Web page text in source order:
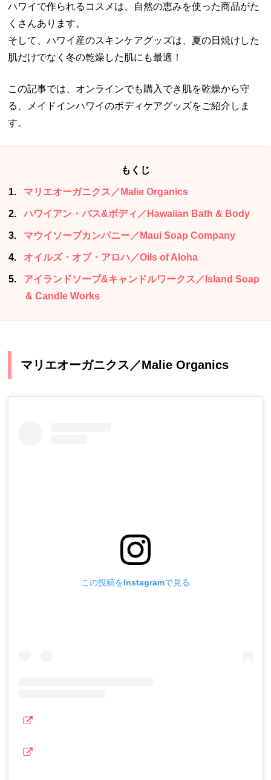
ハワイで作られるコスメは、自然の恵みを使った商品がた
くさんあります。
そして、ハワイ産のスキンケアグッズは、夏の日焼けした
肌だけでなく冬の乾燥した肌にも最適！
この記事では、オンラインでも購入でき肌を乾燥から守
る、メイドインハワイのボディケアグッズをご紹介しま
す。
もくじ
1 マリエオーガニクス／Malie Organics
2 ハワイアン・バス&ボディ／Hawaiian Bath & Body
3 マウイソープカンパニー／Maui Soap Company
4 オイルズ・オブ・アロハ／Oils of Aloha
5
アイランドソープ&キャンドルワークス／Island Soap
& Candle Works
マリエオーガニクス／Malie Organics
この投稿をInstagramで見る